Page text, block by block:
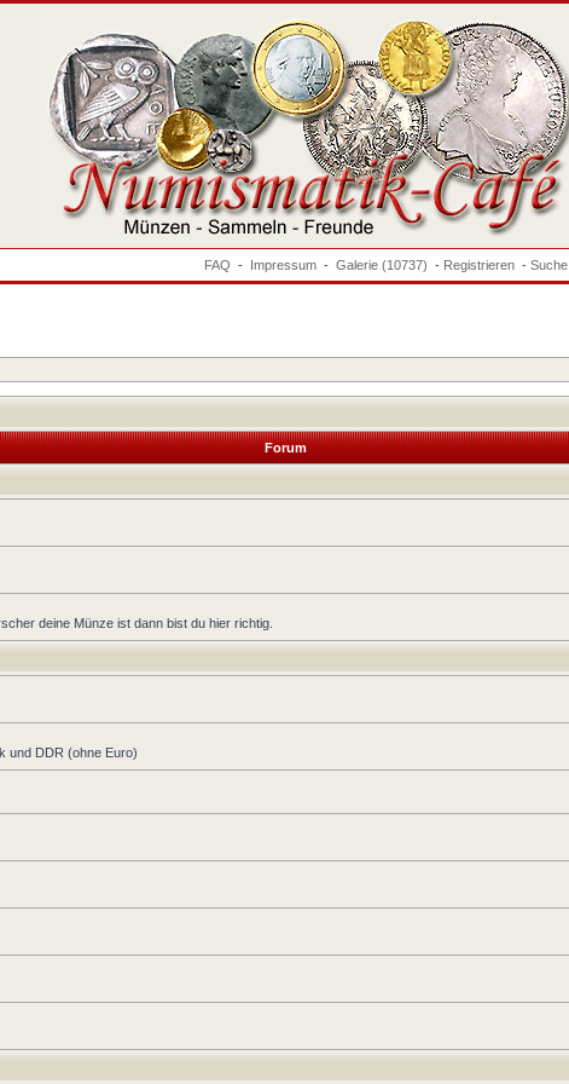
FAQ - Impressum - Galerie (10737) - Registrieren - Suche
Forum
deine Münze ist dann bist du hier richtig.
und DDR (ohne Euro)